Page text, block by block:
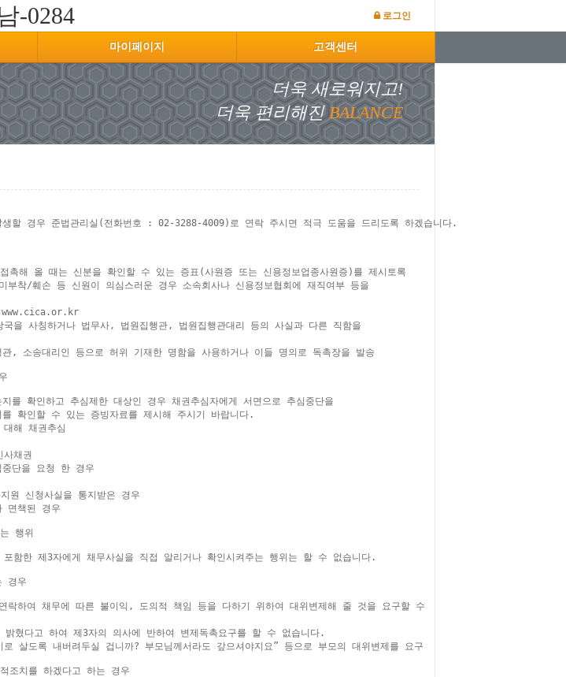
-0284 로그인
마이페이지 고객센터
더욱 새로워지고!
더욱 편리해진BALANCE
할 경우 준법관리실(전화번호 : 02-3288-4009)로 연락 주시면 적극 도움을 드리도록 하겠습니다.
촉해 올 때는 신분을 확인할 수 있는 증표(사원증 또는 신용정보업종사원증)를 제시토록
착/훼손 등 신원이 의심스러운 경우 소속회사나 신용정보협회에 재직여부 등을
www.cica.or.kr
을 사칭하거나 법무사, 법원집행관, 법원집행관대리 등의 사실과 다른 직함을
, 소송대리인 등으로 허위 기재한 명함을 사용하거나 이들 명의로 독촉장을 발송
를 확인하고 추심제한 대상인 경우 채권추심자에게 서면으로 추심중단을
확인할 수 있는 증빙자료를 제시해 주시기 바랍니다.
해 채권추심
채권
중단을 요청 한 경우
원 신청사실을 통지받은 경우
면책된 경우
행위
함한 제3자에게 채무사실을 직접 알리거나 확인시켜주는 행위는 할 수 없습니다.
경우
락하여 채무에 따른 불이익, 도의적 책임 등을 다하기 위하여 대위변제해 줄 것을 요구할 수
혔다고 하여 제3자의 의사에 반하여 변제독촉요구를 할 수 없습니다.
살도록 내버려두실 겁니까? 부모님께서라도 갚으셔야지요” 등으로 부모의 대위변제를 요구
조치를 하겠다고 하는 경우